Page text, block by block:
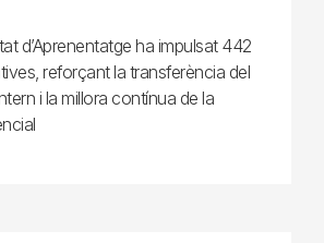
d’Aprenentatge ha impulsat 442
reforçant la transferència del
i la millora contínua de la